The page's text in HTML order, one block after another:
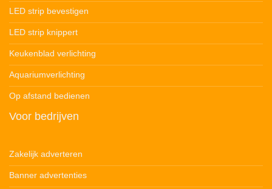
LED strip bevestigen
LED strip knippert
Keukenblad verlichting
Aquariumverlichting
Op afstand bedienen
Voor bedrijven
Zakelijk adverteren
Banner advertenties